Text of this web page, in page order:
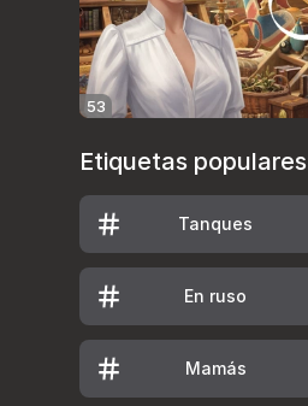
53
Etiquetas populares
Tanques
En ruso
Mamás